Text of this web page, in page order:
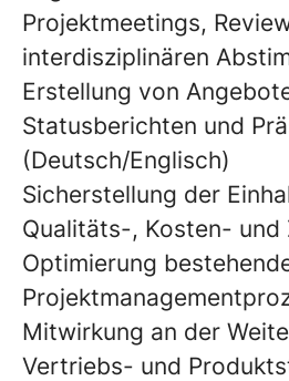
Projektmeetings,
interdisziplinären
Erstellung von
Statusberichten und
(Deutsch/Englisch)
Sicherstellung der
Qualitäts-, Kosten- und
Optimierung
Mitwirkung an der
Vertriebs- und